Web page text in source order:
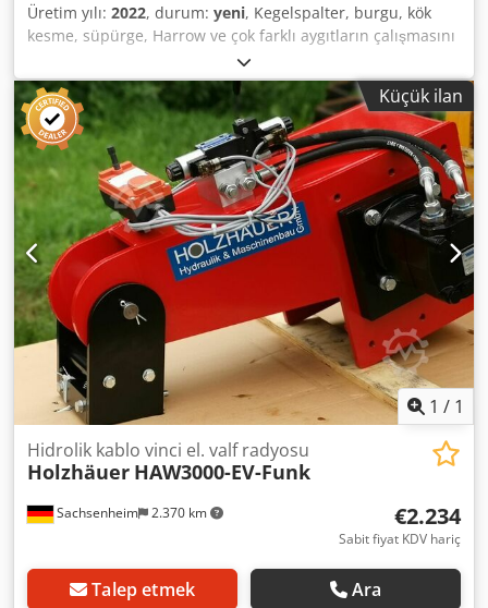
Üretim yılı: 2022, durum: yeni, Kegelspalter, burgu, kök
kesme, süpürge, Harrow ve çok farklı aygıtların çalışmasını
daha fazla taşıyıcı ile mümkündür. Belgili tanımlık aygıt
Almanya'da geliştirilmiş ve üretilmiştir. Tarafından çok
kararlı rulman yatakları, güçleri eksenel ve radyal yönde
güvenli bir şekilde emilir. Büyük bir boru güçlü hidrolik
motor türü HMT500, ile 1600 nm kadar güçlü ve verimli
çalışma için gerekli tork var. Birim 125 l/dak kadar yağ, ilâ
210 bar basınç, 240 RPM hız. Madde No: MTT500 Burgular,
matkap koni ve diğer araçları ek bir ücret karşılığında talep
üzerine. Djdjdf Sgrspfx Aggock Hızlı çekim MS 01 - MS03 -
MS08 veya diğer adaptör ayrıca talep üzerine ve ek bir
ücret karşılığında değişim.
Küçük ilan
1 / 1
Sachsenheim 2.370 km
Hidrolik kablo vinci el. valf radyosu
Holzhäuer HAW3000-EV-Funk
€2.234
Sabit fiyat KDV hariç
Talep etmek Ara